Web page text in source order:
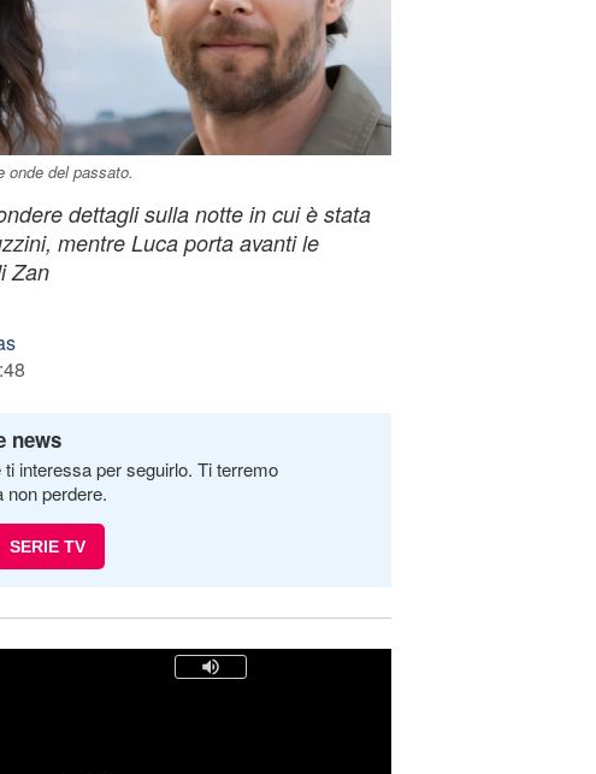
del passato.
dettagli sulla notte in cui è stata
mentre Luca porta avanti le
Zan
news
interessa per seguirlo. Ti terremo
non perdere.
SERIE TV